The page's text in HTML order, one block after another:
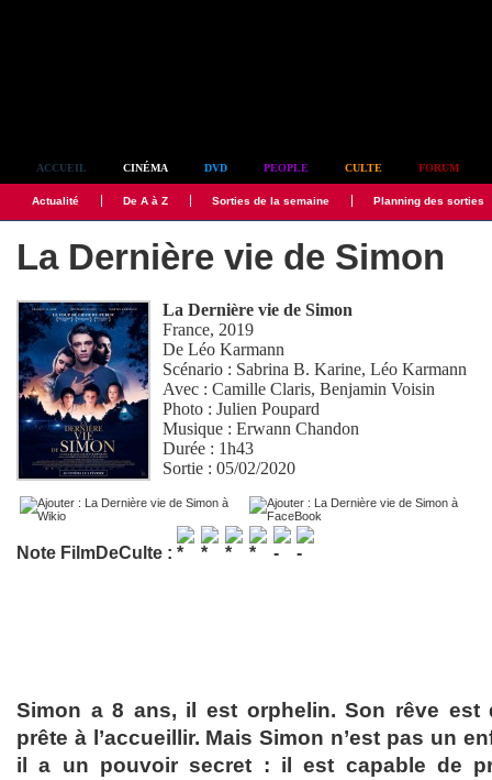
ACCUEIL CINÉMA DVD PEOPLE CULTE FORUM
Actualité De A à Z Sorties de la semaine Planning des sorties
La Dernière vie de Simon
La Dernière vie de Simon
France, 2019
DeLéo Karmann
Scénario : Sabrina B. Karine,Léo Karmann
Avec :Camille Claris,Benjamin Voisin
Photo :Julien Poupard
Musique :Erwann Chandon
Durée : 1h43
Sortie : 05/02/2020
Note FilmDeCulte :
Simon a 8 ans, il est orphelin. Son rêve est
prête à l’accueillir. Mais Simon n’est pas un
il a un pouvoir secret : il est capable de